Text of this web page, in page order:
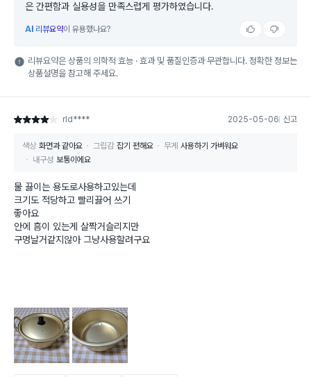
은 간편함과 실용성을 만족스럽게 평가하였습니다.
AI 리뷰요약이 유용했나요?
리뷰요약은 상품의 의학적 효능 · 효과 및 품질인증과 무관합니다. 정확한 정보는
상품설명을 참고해 주세요.
별점 4점 rld**** 2025-05-06 신고
색상 화면과 같아요 그립감 잡기 편해요 무게 사용하기 가벼워요
내구성 보통이에요
물 끓이는 용도로사용하고있는데
크기도 적당하고 빨리끓어 쓰기
좋아요
안에 흠이 있는게 살짝거슬리지만
구멍날거같지않아 그냥사용할려구요